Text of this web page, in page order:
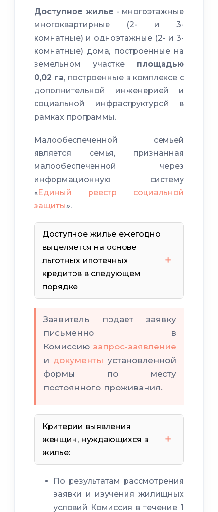
Доступное жилье - многоэтажные
многоквартирные (2- и 3-
комнатные) и одноэтажные (2- и 3-
комнатные) дома, построенные на
земельном участке площадью
0,02 га, построенные в комплексе с
дополнительной инженерией и
социальной инфраструктурой в
рамках программы.
Малообеспеченной семьей
является семья, признанная
малообеспеченной через
информационную систему
«Единый реестр социальной
защиты».
Доступное жилье ежегодно
выделяется на основе
льготных ипотечных
кредитов в следующем
порядке
Заявитель подает заявку
письменно в
Комиссию запрос-заявление
и документы установленной
формы по месту
постоянного проживания.
Критерии выявления
женщин, нуждающихся в
жилье:
По результатам рассмотрения
заявки и изучения жилищных
условий Комиссия в течение 1